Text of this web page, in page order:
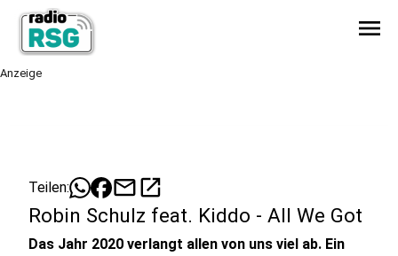
menu
Anzeige
Teilen: mailopen_in_new
Robin Schulz feat. Kiddo - All We Got
Das Jahr 2020 verlangt allen von uns viel ab. Ein